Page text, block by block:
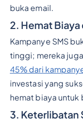
buka email.
2. Hemat
Kampanye SMS
tinggi; mereka
45% dari
investasi yang
hemat biaya untuk
3. Keterlibatan